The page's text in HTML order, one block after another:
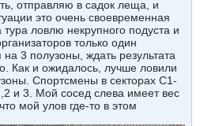
отправляю в садок леща, и
это очень своевременная
ловлю некрупного подуста и
только один
3 полузоны, ждать результата
Как и ожидалось, лучше ловили
Спортсмены в секторах С1-
и 3. Мой сосед слева имеет вес
мой улов где-то в этом